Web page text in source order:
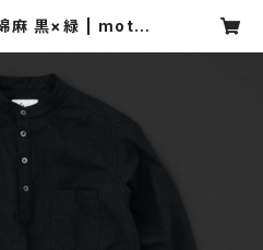
麻 黒×緑 | moton